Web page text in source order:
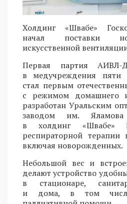
Холдинг «Швабе»
начал поставки
искусственной
Первая партия АИВЛ-
в медучреждения пяти
стал первым
с режимом домашнего
разработан Уральским
заводом им.
в холдинг «Швабе»
респираторной терапии
включая новорожденных.
Небольшой вес и
делают устройство
в стационаре,
и дома, в том